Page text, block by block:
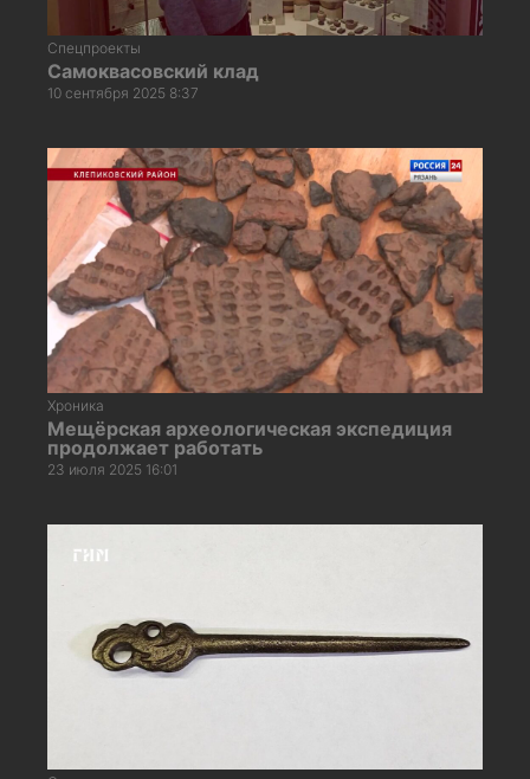
Спецпроекты
Самоквасовский клад
10 сентября 2025 8:37
Хроника
Мещёрская археологическая экспедиция
продолжает работать
23 июля 2025 16:01